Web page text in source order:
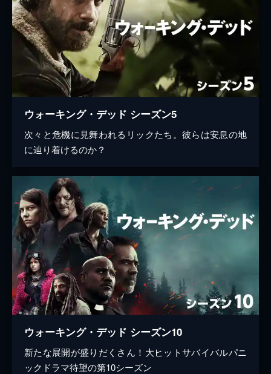
ウォーキング・デッド シーズン5
次々と危機に見舞われるリックたち。彼らは安息の地
に辿り着けるのか？
ウォーキング・デッド シーズン10
新たな展開が盛りだくさん！大ヒットサバイバルパニ
ックドラマ待望の第10シーズン